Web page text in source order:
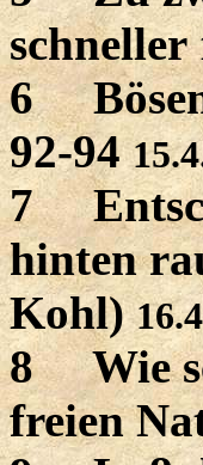
schneller
6
92-94
7
hinten
Kohl)
8 Wie
freien